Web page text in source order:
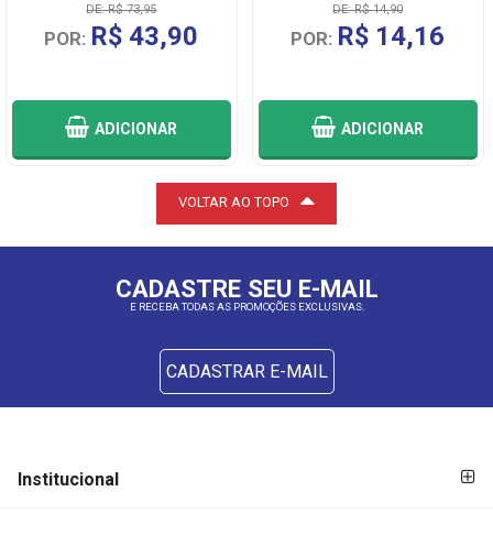
DE: R$ 73,95
POR: R$ 43,90
ADICIONAR
DE: R$ 14,90
POR: R$ 14,16
ADICIONAR
VOLTAR AO TOPO
CADASTRE SEU E-MAIL
E RECEBA TODAS AS PROMOÇÕES EXCLUSIVAS.
CADASTRAR E-MAIL
DE
PAGAMENTO
Institucional